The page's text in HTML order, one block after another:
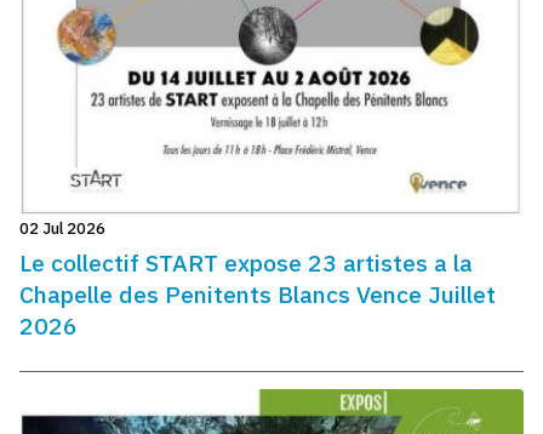
02 Jul 2026
Le collectif START expose 23 artistes a la
Chapelle des Penitents Blancs Vence Juillet
2026